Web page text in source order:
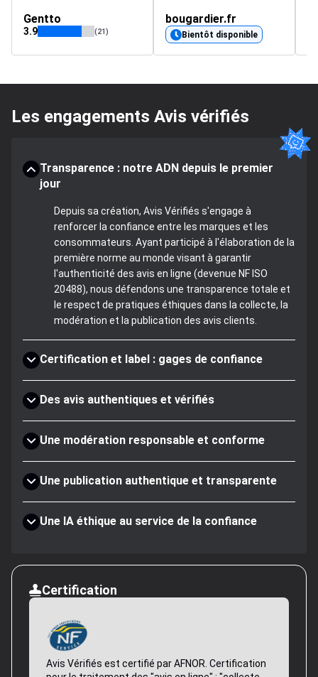
Gentto
3.9 (21)
bougardier.fr
Bientôt disponible
Les engagements Avis vérifiés
Transparence : notre ADN depuis le premier
jour
Depuis sa création, Avis Vérifiés s'engage à
renforcer la confiance entre les marques et les
consommateurs. Ayant participé à l'élaboration de la
première norme au monde visant à garantir
l'authenticité des avis en ligne (devenue NF ISO
20488), nous défendons une transparence totale et
le respect de pratiques éthiques dans la collecte, la
modération et la publication des avis clients.
Certification et label : gages de confiance
Des avis authentiques et vérifiés
Une modération responsable et conforme
Une publication authentique et transparente
Une IA éthique au service de la confiance
Certification
Avis Vérifiés est certifié par AFNOR. Certification